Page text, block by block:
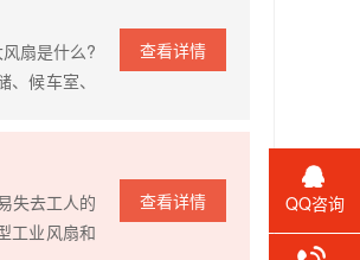
查看详情
扇是什么?
候车室、
查看详情
失去工人的
工业风扇和
QQ咨询